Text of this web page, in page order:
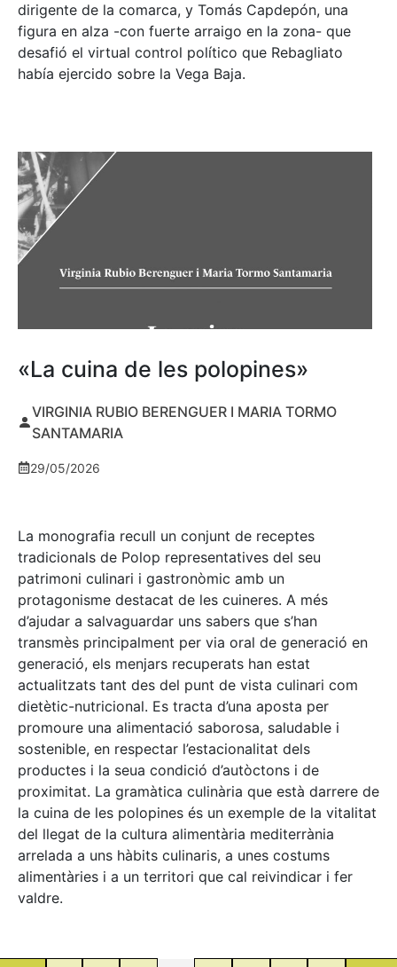
dirigente de la comarca, y Tomás Capdepón, una
figura en alza -con fuerte arraigo en la zona- que
desafió el virtual control político que Rebagliato
había ejercido sobre la Vega Baja.
«La cuina de les polopines»
VIRGINIA RUBIO BERENGUER I MARIA TORMO
SANTAMARIA
29/05/2026
La monografia recull un conjunt de receptes
tradicionals de Polop representatives del seu
patrimoni culinari i gastronòmic amb un
protagonisme destacat de les cuineres. A més
d’ajudar a salvaguardar uns sabers que s’han
transmès principalment per via oral de generació en
generació, els menjars recuperats han estat
actualitzats tant des del punt de vista culinari com
dietètic-nutricional. Es tracta d’una aposta per
promoure una alimentació saborosa, saludable i
sostenible, en respectar l’estacionalitat dels
productes i la seua condició d’autòctons i de
proximitat. La gramàtica culinària que està darrere de
la cuina de les polopines és un exemple de la vitalitat
del llegat de la cultura alimentària mediterrània
arrelada a uns hàbits culinaris, a unes costums
alimentàries i a un territori que cal reivindicar i fer
valdre.